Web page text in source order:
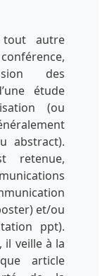
autre
des
étude
(ou
abstract).
retenue,
et/ou
ppt).
il veille à la
article